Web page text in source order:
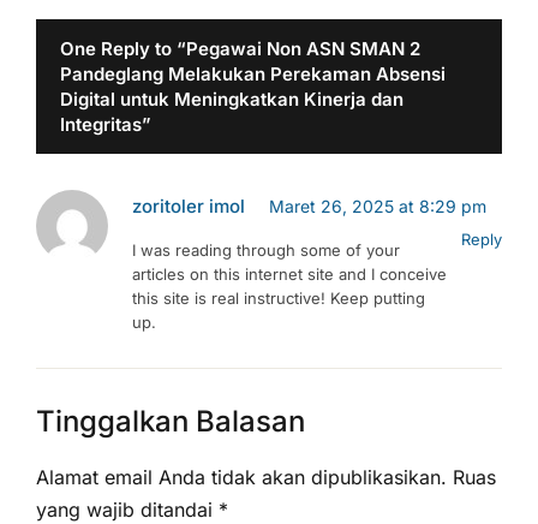
One Reply to “Pegawai Non ASN SMAN 2
Pandeglang Melakukan Perekaman Absensi
Digital untuk Meningkatkan Kinerja dan
Integritas”
zoritoler imol Maret 26, 2025 at 8:29 pm
Reply
I was reading through some of your
articles on this internet site and I conceive
this site is real instructive! Keep putting
up.
Tinggalkan Balasan
Alamat email Anda tidak akan dipublikasikan. Ruas
yang wajib ditandai *